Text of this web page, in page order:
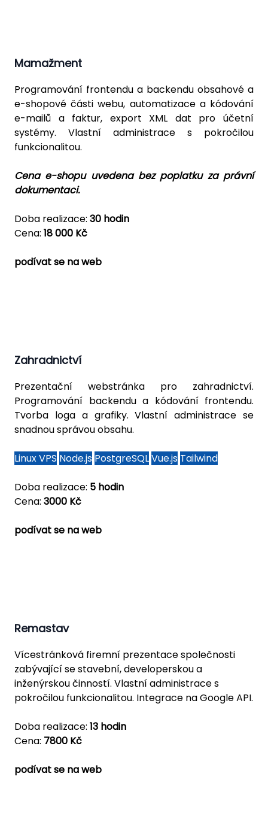
Mamažment
Programování frontendu a backendu obsahové a
e-shopové části webu, automatizace a kódování
e-mailů a faktur, export XML dat pro účetní
systémy. Vlastní administrace s pokročilou
funkcionalitou.
Cena e-shopu uvedena bez poplatku za právní
dokumentaci.
Doba realizace: 30 hodin
Cena: 18 000 Kč
podívat se na web
Zahradnictví
Prezentační webstránka pro zahradnictví.
Programování backendu a kódování frontendu.
Tvorba loga a grafiky. Vlastní administrace se
snadnou správou obsahu.
Linux VPS Node.js PostgreSQLVue.js Tailwind
Doba realizace: 5 hodin
Cena: 3000 Kč
podívat se na web
Remastav
Vícestránková firemní prezentace společnosti
zabývající se stavební, developerskou a
inženýrskou činností. Vlastní administrace s
pokročilou funkcionalitou. Integrace na Google API.
Doba realizace: 13 hodin
Cena: 7800 Kč
podívat se na web